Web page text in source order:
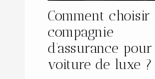
Comment choisir
compagnie
d’assurance pour
voiture de luxe ?